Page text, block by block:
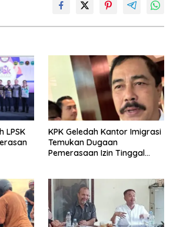
LPSK
KPK Geledah Kantor Imigrasi
Temukan Dugaan
Pemerasaan Izin Tinggal